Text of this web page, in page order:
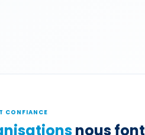
CONFIANCE
nous